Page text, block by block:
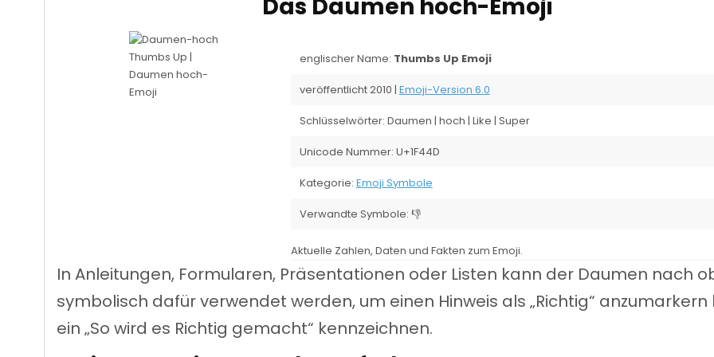
Das Daumen hoch-Emoji
Thumbs Up |
Daumen hoch-
Emoji
englischer Name: Thumbs Up Emoji
veröffentlicht 2010 | Emoji-Version 6.0
Schlüsselwörter: Daumen | hoch | Like | Super
Unicode Nummer: U+1F44D
Kategorie: Emoji Symbole
Verwandte Symbole: 👎
Aktuelle Zahlen, Daten und Fakten zum Emoji.
In Anleitungen, Formularen, Präsentationen oder Listen kann der Daumen nach
symbolisch dafür verwendet werden, um einen Hinweis als „Richtig“ anzumarkern
ein „So wird es Richtig gemacht“ kennzeichnen.